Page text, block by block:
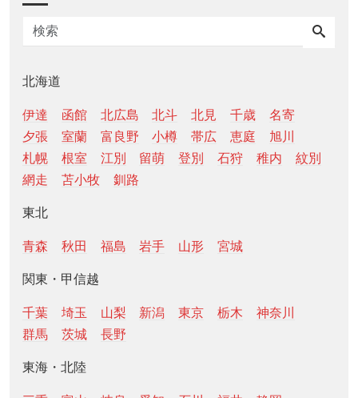
北海道
伊達 函館 北広島 北斗 北見 千歳
名寄
夕張
室蘭 富良野 小樽 帯広 恵庭
旭川
札幌
根室 江別 留萌 登別 石狩 稚内
紋別
網走
苫小牧 釧路
東北
青森 秋田 福島 岩手 山形 宮城
関東・甲信越
千葉 埼玉 山梨 新潟 東京 栃木
神奈川
群馬
茨城 長野
東海・北陸